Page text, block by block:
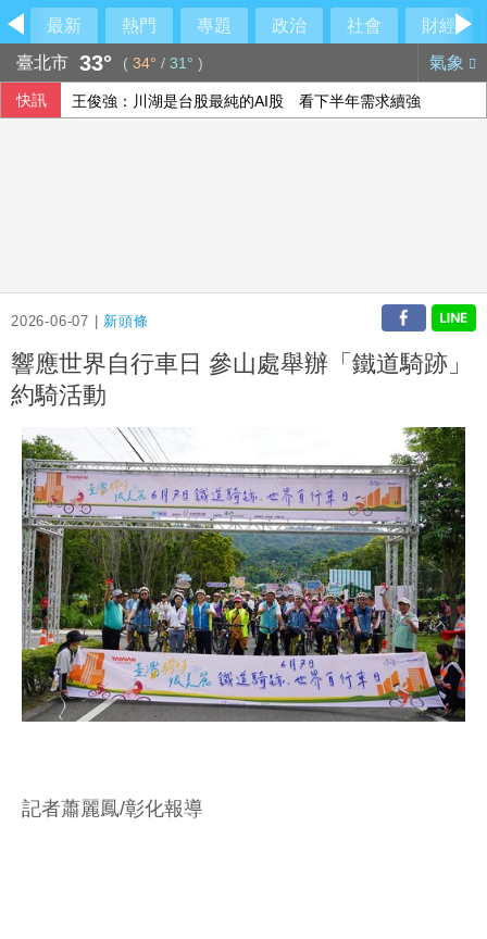
最新 熱門 專題 政治 社會
財經
臺北市 33° ( 34° / 31° ) 氣象
快訊 王俊強：川湖是台股最純的AI股 看下半年需求續強
2026-06-07 | 新頭條
響應世界自行車日 參山處舉辦「鐵道騎跡」
約騎活動
記者蕭麗鳳/彰化報導